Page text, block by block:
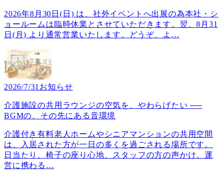
2026年8月30日(日) は、社外イベントへ出展の為本社・シ
ョールームは臨時休業とさせていただきます。翌、8月31
日(月) より通常営業いたします。どうぞ、よ …
2026/7/31 お知らせ
介護施設の共用ラウンジの空気を、やわらげたい ──
BGMの、その先にある音環境
介護付き有料老人ホームやシニアマンションの共用空間
は、入居された方が一日の多くを過ごされる場所です。
日当たり、椅子の座り心地、スタッフの方の声かけ。運
営に携わる …